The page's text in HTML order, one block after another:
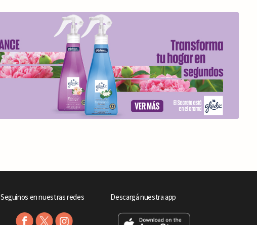
Seguinos en nuestras redes Descargá nuestra app